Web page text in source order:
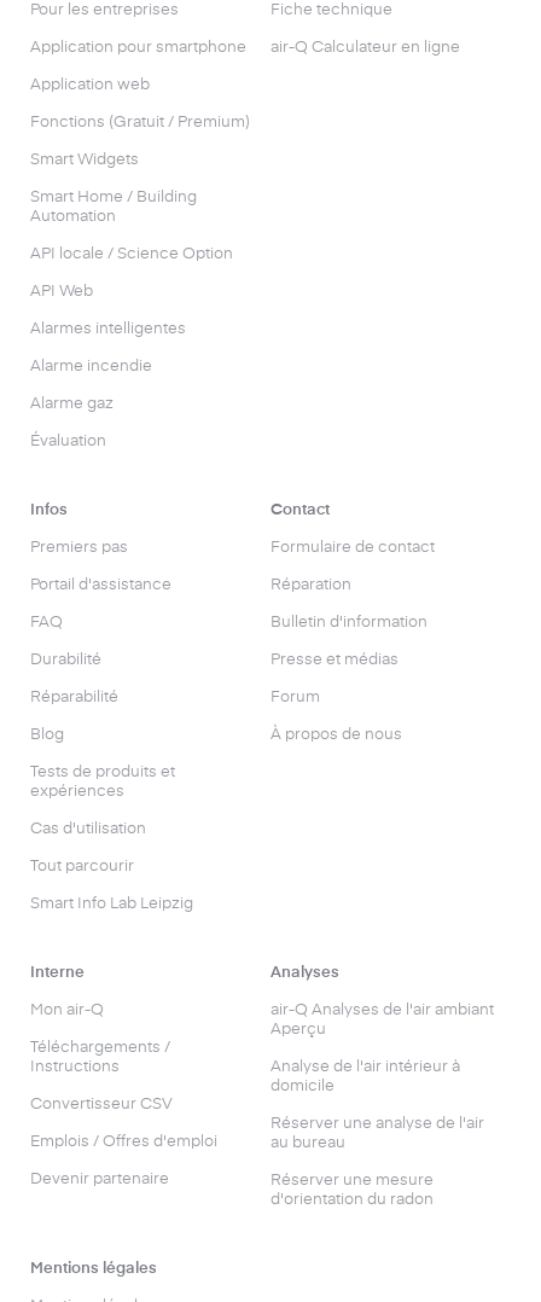
Pour les entreprises
Application pour smartphone
Application web
Fonctions (Gratuit / Premium)
Smart Widgets
Smart Home / Building
Automation
API locale / Science Option
API Web
Alarmes intelligentes
Alarme incendie
Alarme gaz
Évaluation
Fiche technique
air-Q Calculateur en ligne
Infos
Premiers pas
Portail d'assistance
FAQ
Durabilité
Réparabilité
Blog
Tests de produits et
expériences
Cas d'utilisation
Tout parcourir
Smart Info Lab Leipzig
Contact
Formulaire de contact
Réparation
Bulletin d'information
Presse et médias
Forum
À propos de nous
Interne
Mon air-Q
Téléchargements /
Instructions
Convertisseur CSV
Emplois / Offres d'emploi
Devenir partenaire
Analyses
air-Q Analyses de l'air ambiant
Aperçu
Analyse de l'air intérieur à
domicile
Réserver une analyse de l'air
au bureau
Réserver une mesure
d'orientation du radon
Mentions légales